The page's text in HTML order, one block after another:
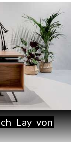
Lay von